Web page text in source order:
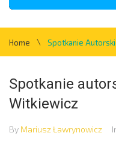
Home \ Spotkanie
Spotkanie
Witkiewicz
By Mariusz Ławrynowicz